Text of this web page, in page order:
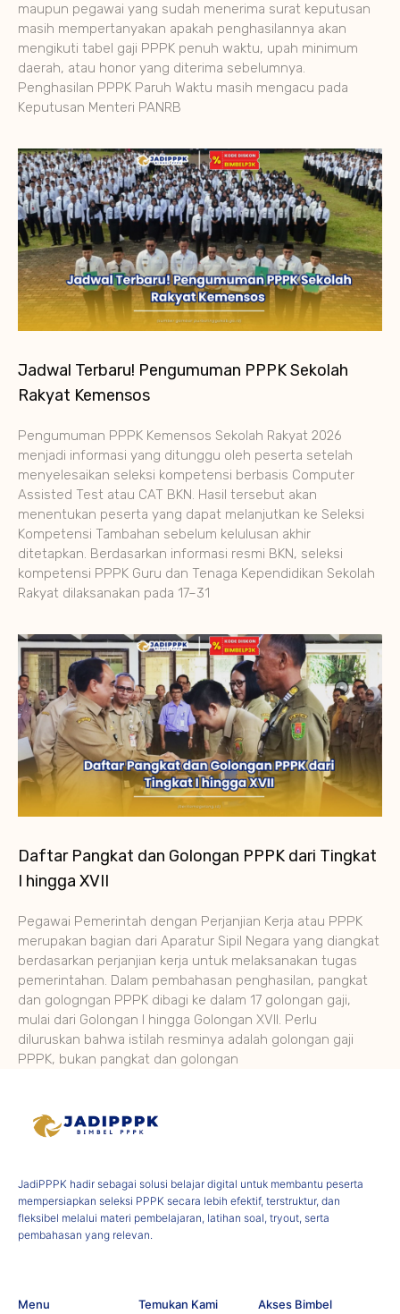
maupun pegawai yang sudah menerima surat keputusan
masih mempertanyakan apakah penghasilannya akan
mengikuti tabel gaji PPPK penuh waktu, upah minimum
daerah, atau honor yang diterima sebelumnya.
Penghasilan PPPK Paruh Waktu masih mengacu pada
Keputusan Menteri PANRB
Jadwal Terbaru! Pengumuman PPPK Sekolah
Rakyat Kemensos
Pengumuman PPPK Kemensos Sekolah Rakyat 2026
menjadi informasi yang ditunggu oleh peserta setelah
menyelesaikan seleksi kompetensi berbasis Computer
Assisted Test atau CAT BKN. Hasil tersebut akan
menentukan peserta yang dapat melanjutkan ke Seleksi
Kompetensi Tambahan sebelum kelulusan akhir
ditetapkan. Berdasarkan informasi resmi BKN, seleksi
kompetensi PPPK Guru dan Tenaga Kependidikan Sekolah
Rakyat dilaksanakan pada 17–31
Daftar Pangkat dan Golongan PPPK dari Tingkat
I hingga XVII
Pegawai Pemerintah dengan Perjanjian Kerja atau PPPK
merupakan bagian dari Aparatur Sipil Negara yang diangkat
berdasarkan perjanjian kerja untuk melaksanakan tugas
pemerintahan. Dalam pembahasan penghasilan, pangkat
dan gologngan PPPK dibagi ke dalam 17 golongan gaji,
mulai dari Golongan I hingga Golongan XVII. Perlu
diluruskan bahwa istilah resminya adalah golongan gaji
PPPK, bukan pangkat dan golongan
JadiPPPK hadir sebagai solusi belajar digital untuk membantu peserta
mempersiapkan seleksi PPPK secara lebih efektif, terstruktur, dan
fleksibel melalui materi pembelajaran, latihan soal, tryout, serta
pembahasan yang relevan.
Menu Temukan Kami Akses Bimbel